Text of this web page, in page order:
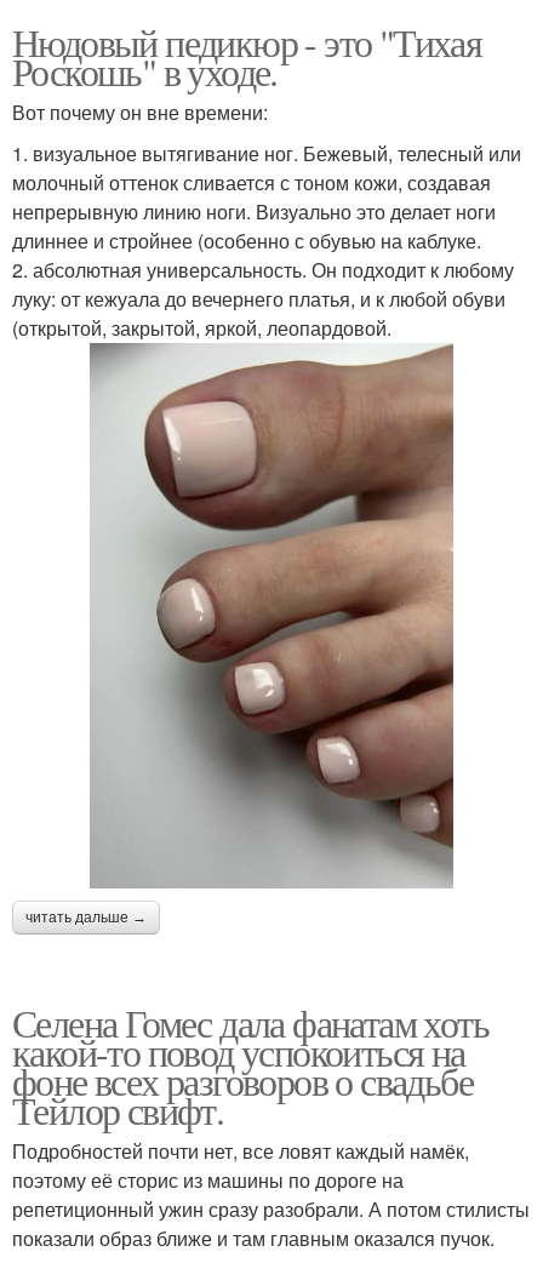
Нюдовый педикюр - это "Тихая
Роскошь" в уходе.
Вот почему он вне времени:
1. визуальное вытягивание ног. Бежевый, телесный или
молочный оттенок сливается с тоном кожи, создавая
непрерывную линию ноги. Визуально это делает ноги
длиннее и стройнее (особенно с обувью на каблуке.
2. абсолютная универсальность. Он подходит к любому
луку: от кежуала до вечернего платья, и к любой обуви
(открытой, закрытой, яркой, леопардовой.
читать дальше →
Селена Гомес дала фанатам хоть
какой-то повод успокоиться на
фоне всех разговоров о свадьбе
Тейлор свифт.
Подробностей почти нет, все ловят каждый намёк,
поэтому её сторис из машины по дороге на
репетиционный ужин сразу разобрали. А потом стилисты
показали образ ближе и там главным оказался пучок.